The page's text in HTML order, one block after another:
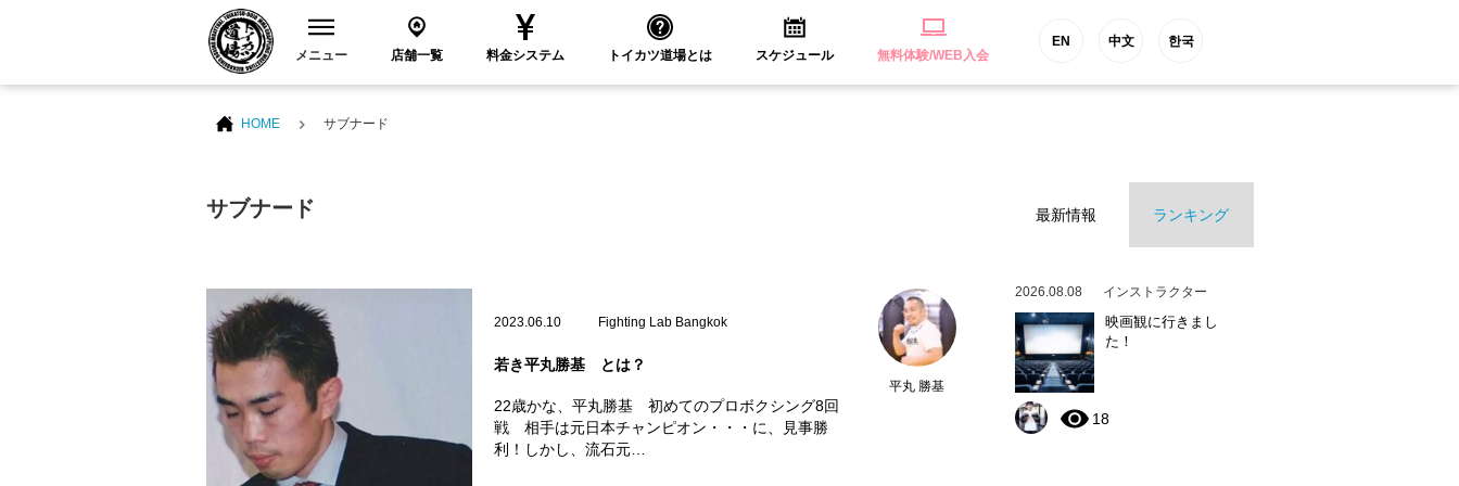
メニュー 店舗一覧 料金システム トイカツ道場とは スケジュール 無料体験/WEB入会
EN 中文 한국
HOME サブナード
サブナード
2023.06.10 Fighting Lab Bangkok
平丸 勝基
若き平丸勝基 とは？
22歳かな、平丸勝基 初めてのプロボクシング8回
戦 相手は元日本チャンピオン・・・に、見事勝
利！しかし、流石元…
最新情報 ランキング
2026.08.08 インストラクター
映画観に行きまし
た！
18